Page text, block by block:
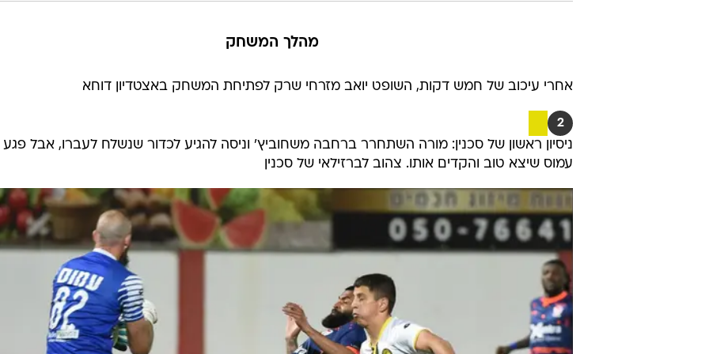
מהלך המשחק
אחרי עיכוב של חמש דקות, השופט יואב מזרחי שרק לפתיחת המשחק באצטדיון דוחא
2
ניסיון ראשון של סכנין: מורה השתחרר ברחבה משחוביץ' וניסה להגיע לכדור שנשלח לעברו, אבל פגע
עמוס שיצא טוב והקדים אותו. צהוב לברזילאי של סכנין